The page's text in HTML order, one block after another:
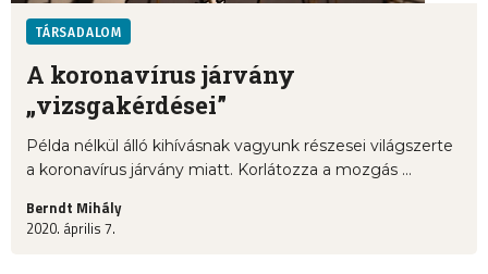
TÁRSADALOM
A koronavírus járvány
„vizsgakérdései”
Példa nélkül álló kihívásnak vagyunk részesei világszerte
a koronavírus járvány miatt. Korlátozza a mozgás ...
Berndt Mihály
2020. április 7.